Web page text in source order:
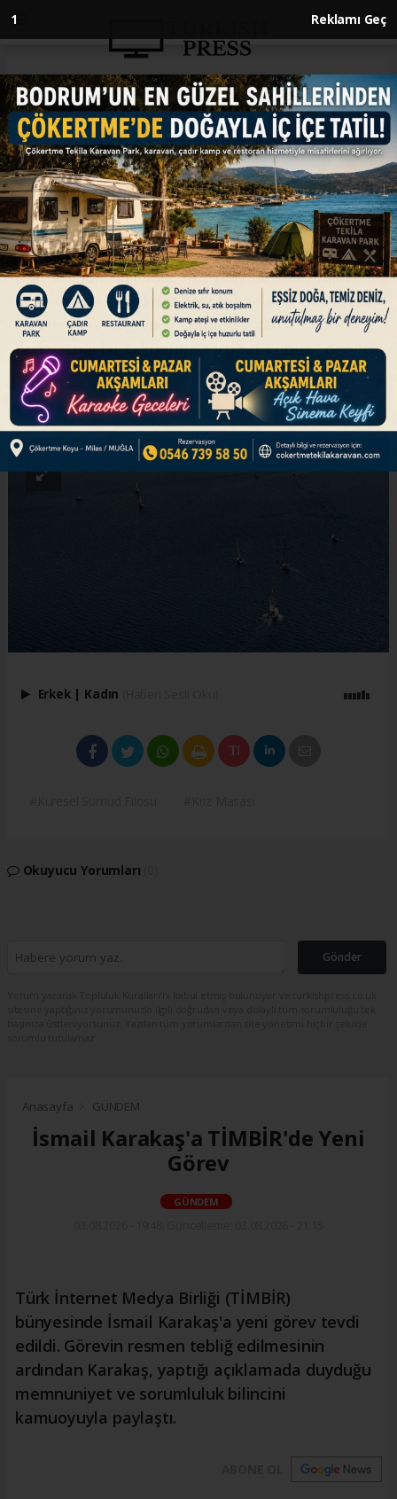
Anasayfa DÜNYA
Küresel Sumud Filosu'ndaki bir
tekne ile irtibat koptu
DÜNYA
18.05.2026 - 10:51, Güncelleme: 18.05.2026 - 10:51
Küresel Sumud Filosu Kriz Masası'ndan yapılan
açıklamada, "Akdeniz’deki teknelerin etrafında
iki adet savaş gemisi görüldü. İsrail ordusunun
taciz ettiği bir teknemizle irtibat koptu." denildi.
ABONE OL
Erkek | Kadın
Okuyucu Yorumları
Gönder
Anasayfa GÜNDEM
İsmail Karakaş'a TİMBİR'de Yeni
Görev
GÜNDEM
Türk İnternet Medya Birliği (TİMBİR)
bünyesinde İsmail Karakaş'a yeni görev tevdi
edildi. Görevin resmen tebliğ edilmesinin
ardından Karakaş, yaptığı açıklamada duyduğu
memnuniyet ve sorumluluk bilincini
kamuoyuyla paylaştı.